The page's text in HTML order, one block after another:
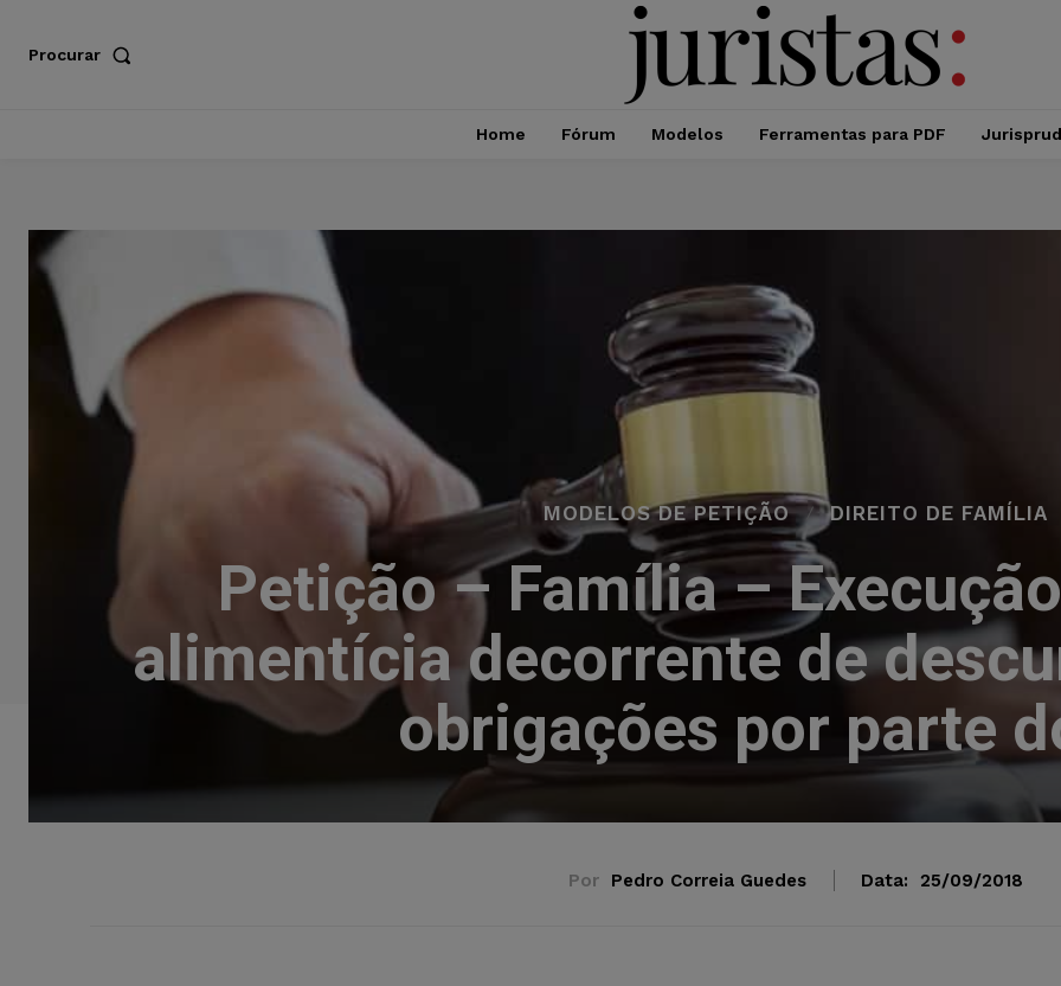
Procurar
Home Fórum Modelos Ferramentas para PDF
MODELOS DE PETIÇÃO DIREITO DE FAMÍLIA
Petição – Família –
alimentícia decorrente de
obrigações por parte
Por Pedro Correia Guedes Data: 25/09/2018